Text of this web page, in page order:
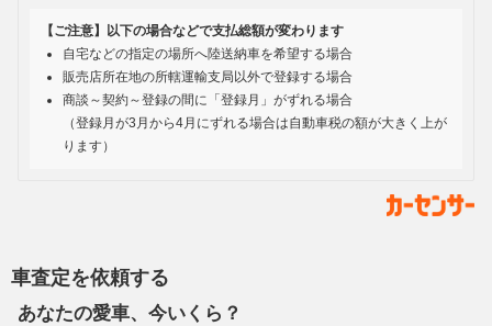
【ご注意】以下の場合などで支払総額が変わります
自宅などの指定の場所へ陸送納車を希望する場合
販売店所在地の所轄運輸支局以外で登録する場合
商談～契約～登録の間に「登録月」がずれる場合
（登録月が3月から4月にずれる場合は自動車税の額が大きく上が
ります）
車査定を依頼する
あなたの愛車、今いくら？